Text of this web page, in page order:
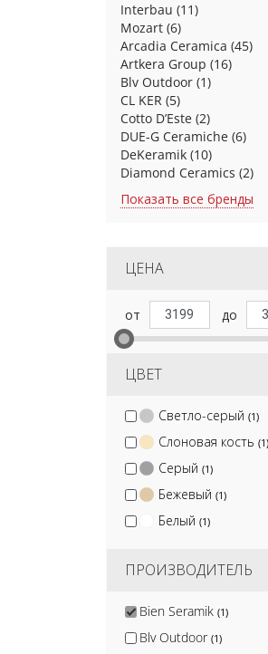
Interbau (11)
Mozart (6)
Arcadia Ceramica (45)
Artkera Group (16)
Blv Outdoor (1)
CL KER (5)
Cotto D’Este (2)
DUE-G Ceramiche (6)
DeKeramik (10)
Diamond Ceramics (2)
Показать все бренды
ЦЕНА
ЦВЕТ
Светло-серый (1)
Слоновая кость (1)
Серый (1)
Бежевый (1)
Белый (1)
ПРОИЗВОДИТЕЛЬ
Bien Seramik (1)
Blv Outdoor (1)